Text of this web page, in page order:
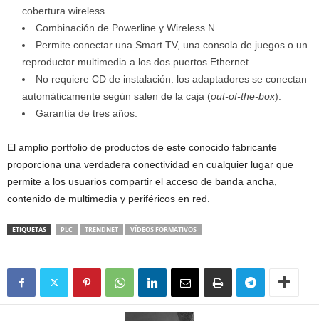
cobertura wireless.
Combinación de Powerline y Wireless N.
Permite conectar una Smart TV, una consola de juegos o un
reproductor multimedia a los dos puertos Ethernet.
No requiere CD de instalación: los adaptadores se conectan
automáticamente según salen de la caja (out-of-the-box).
Garantía de tres años.
El amplio portfolio de productos de este conocido fabricante
proporciona una verdadera conectividad en cualquier lugar que
permite a los usuarios compartir el acceso de banda ancha,
contenido de multimedia y periféricos en red.
ETIQUETAS PLC TRENDNET VÍDEOS FORMATIVOS